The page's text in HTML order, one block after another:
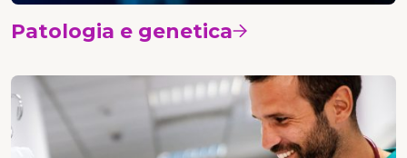
Patologia e genetica Vedi i corsi
Oncologia medica